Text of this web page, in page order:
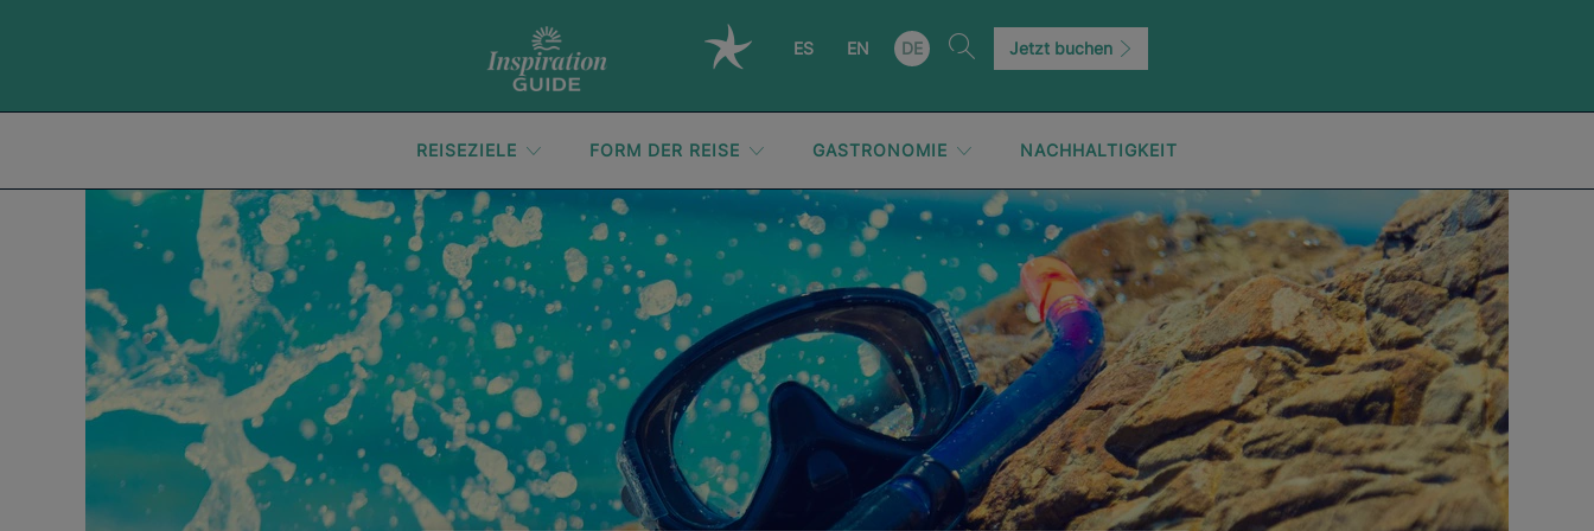
ES EN DE Jetzt buchen
REISEZIELE FORM DER REISE GASTRONOMIE NACHHALTIGKEIT